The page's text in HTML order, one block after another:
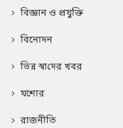
বিজ্ঞান ও প্রযুক্তি
বিনোদন
ভিন্ন স্বা‌দের খবর
যশোর
রাজনীতি